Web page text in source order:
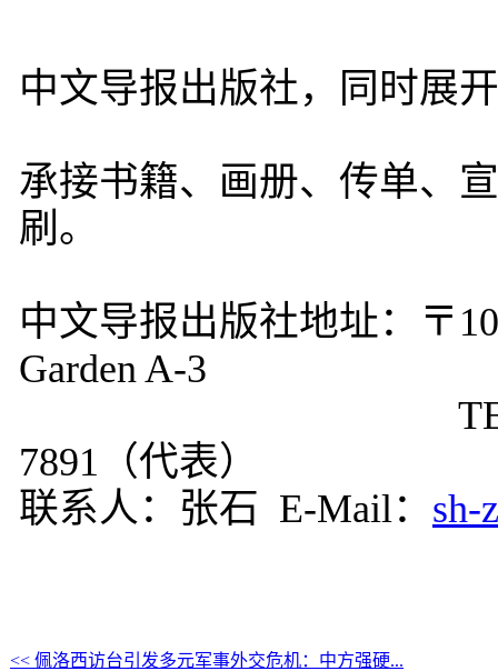
中文导报出版社，同时展
承接书籍、画册、传单、
刷。
中文导报出版社地址：〒
Garden A-3
TEL:03-6822-
7891（代表）
联系人：张石 E-Mail： sh-
<< 佩洛西访台引发多元军事外交危机：中方强硬...